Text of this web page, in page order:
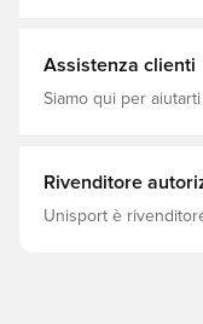
Assistenza clienti
Siamo qui per aiutarti
Rivenditore
Unisport è